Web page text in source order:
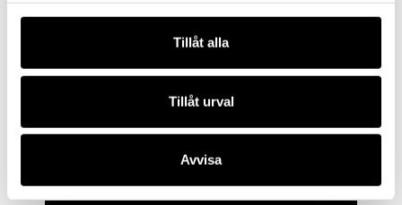
Tillåt alla
Tillåt urval
Avvisa
Vägen hitmed vår
sällskap. Här får du veta mer om höjdpunkter bland
de historiska föremålen, helt i din egen takt. Ta
gärna med egna hörlurar.